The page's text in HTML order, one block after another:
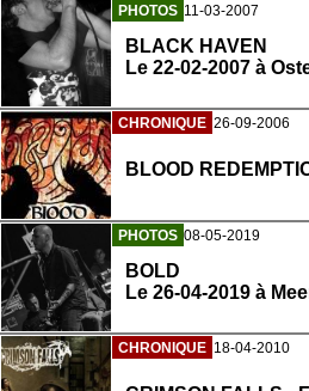
PHOTOS 11-03-2007
BLACK HAVEN
Le 22-02-2007 à
CHRONIQUE 26-09-2006
BLOOD
PHOTOS 08-05-2019
BOLD
Le 26-04-2019 à
CHRONIQUE 18-04-2010